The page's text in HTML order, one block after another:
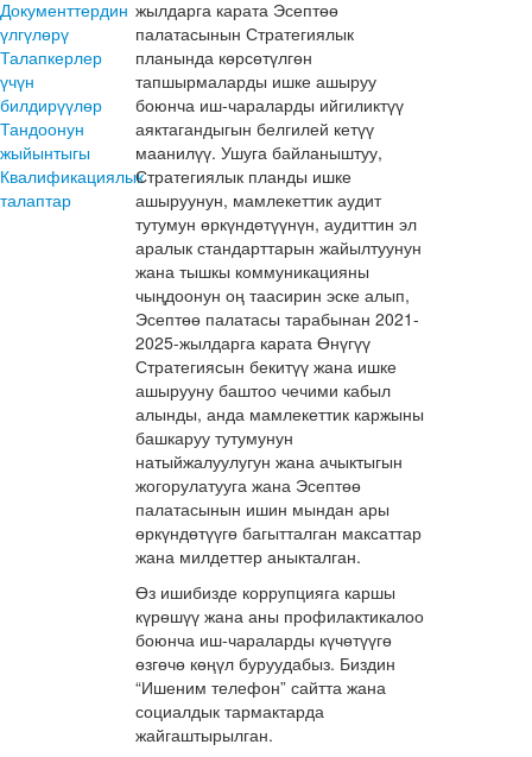
Документтердин
үлгүлөрү
Талапкерлер
үчүн
билдирүүлөр
Тандоонун
жыйынтыгы
Квалификациялык
талаптар
жылдарга карата Эсептөө
палатасынын Стратегиялык
планында көрсөтүлгөн
тапшырмаларды ишке ашыруу
боюнча иш-чараларды ийгиликтүү
аяктагандыгын белгилей кетүү
маанилүү. Ушуга байланыштуу,
Стратегиялык планды ишке
ашыруунун, мамлекеттик аудит
тутумун өркүндөтүүнүн, аудиттин эл
аралык стандарттарын жайылтуунун
жана тышкы коммуникацияны
чыңдоонун оң таасирин эске алып,
Эсептөө палатасы тарабынан 2021-
2025-жылдарга карата Өнүгүү
Стратегиясын бекитүү жана ишке
ашырууну баштоо чечими кабыл
алынды, анда мамлекеттик каржыны
башкаруу тутумунун
натыйжалуулугун жана ачыктыгын
жогорулатууга жана Эсептөө
палатасынын ишин мындан ары
өркүндөтүүгө багытталган максаттар
жана милдеттер аныкталган.
Өз ишибизде коррупцияга каршы
күрөшүү жана аны профилактикалоо
боюнча иш-чараларды күчөтүүгө
өзгөчө көңүл буруудабыз. Биздин
“Ишеним телефон” сайтта жана
социалдык тармактарда
жайгаштырылган.